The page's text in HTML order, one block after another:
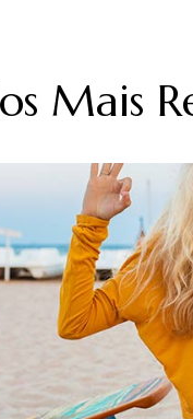
Mais